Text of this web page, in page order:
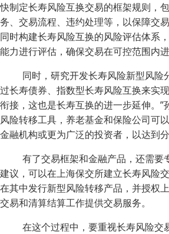
快制定长寿风险互换交易的框架规则，
务、交易流程、违约处理等，以保障交
同时构建长寿风险互换的风险评估体系
能力进行评估，确保交易在可控范围内进
同时，研究开发长寿风险新型风险
过长寿债券、指数型长寿风险互换来实
衔接，这也是长寿互换的进一步延伸。”
风险转移工具，养老基金和保险公司可
金融机构或更为广泛的投资者，以达到
有了交易框架和金融产品，还需要
建议，可以在上海保交所建立长寿风险
在其中发行新型风险转移产品，并授权
交易和清算结算工作提供交易服务。
在这个过程中，要重视长寿风险交